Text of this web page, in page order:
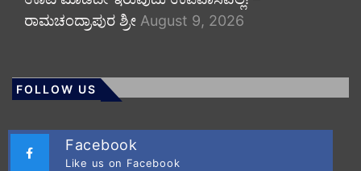
ರಾಮಚಂದ್ರಾಪುರ ಶ್ರೀ August 9, 2026
FOLLOW US
Facebook
Like us on Facebook